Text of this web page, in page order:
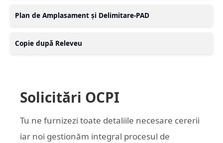
Plan de Amplasament și Delimitare-PAD
Copie după Releveu
Solicitări OCPI
Tu ne furnizezi toate detaliile necesare cererii
iar noi gestionăm integral procesul de